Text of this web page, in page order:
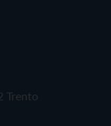
Trento